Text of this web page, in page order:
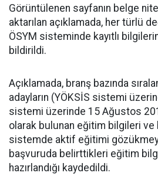
Görüntülenen sayfanın belge
aktarılan açıklamada, her türlü
ÖSYM sisteminde kayıtlı bilgilerin
bildirildi.
Açıklamada, branş bazında
adayların (YÖKSİS sistemi
sistemi üzerinde 15 Ağustos
olarak bulunan eğitim bilgileri ve
sistemde aktif eğitimi
başvuruda belirttikleri eğitim
hazırlandığı kaydedildi.